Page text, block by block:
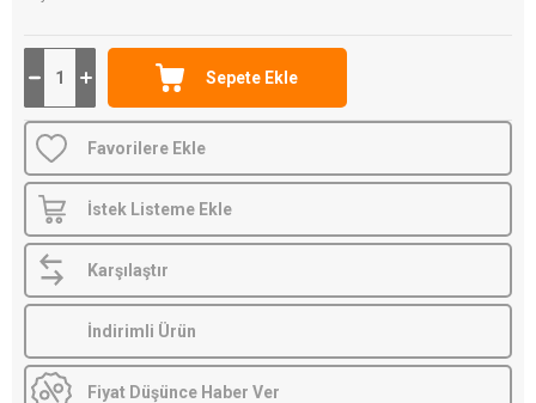
Favorilere Ekle
İstek Listeme Ekle
Karşılaştır
İndirimli Ürün
Fiyat Düşünce Haber Ver